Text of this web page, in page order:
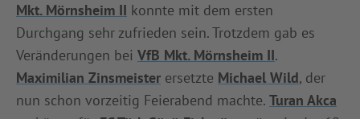
Mkt. Mörnsheim II konnte mit dem ersten
Durchgang sehr zufrieden sein. Trotzdem gab es
Veränderungen bei VfB Mkt. Mörnsheim II.
Maximilian Zinsmeister ersetzte Michael Wild, der
nun schon vorzeitig Feierabend machte. Turan Akca